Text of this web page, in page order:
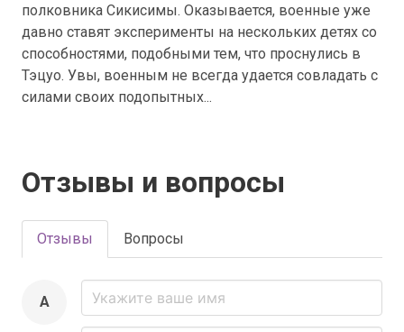
полковника Сикисимы. Оказывается, военные уже
давно ставят эксперименты на нескольких детях со
способностями, подобными тем, что проснулись в
Тэцуо. Увы, военным не всегда удается совладать с
силами своих подопытных...
Отзывы и вопросы
Отзывы Вопросы
A